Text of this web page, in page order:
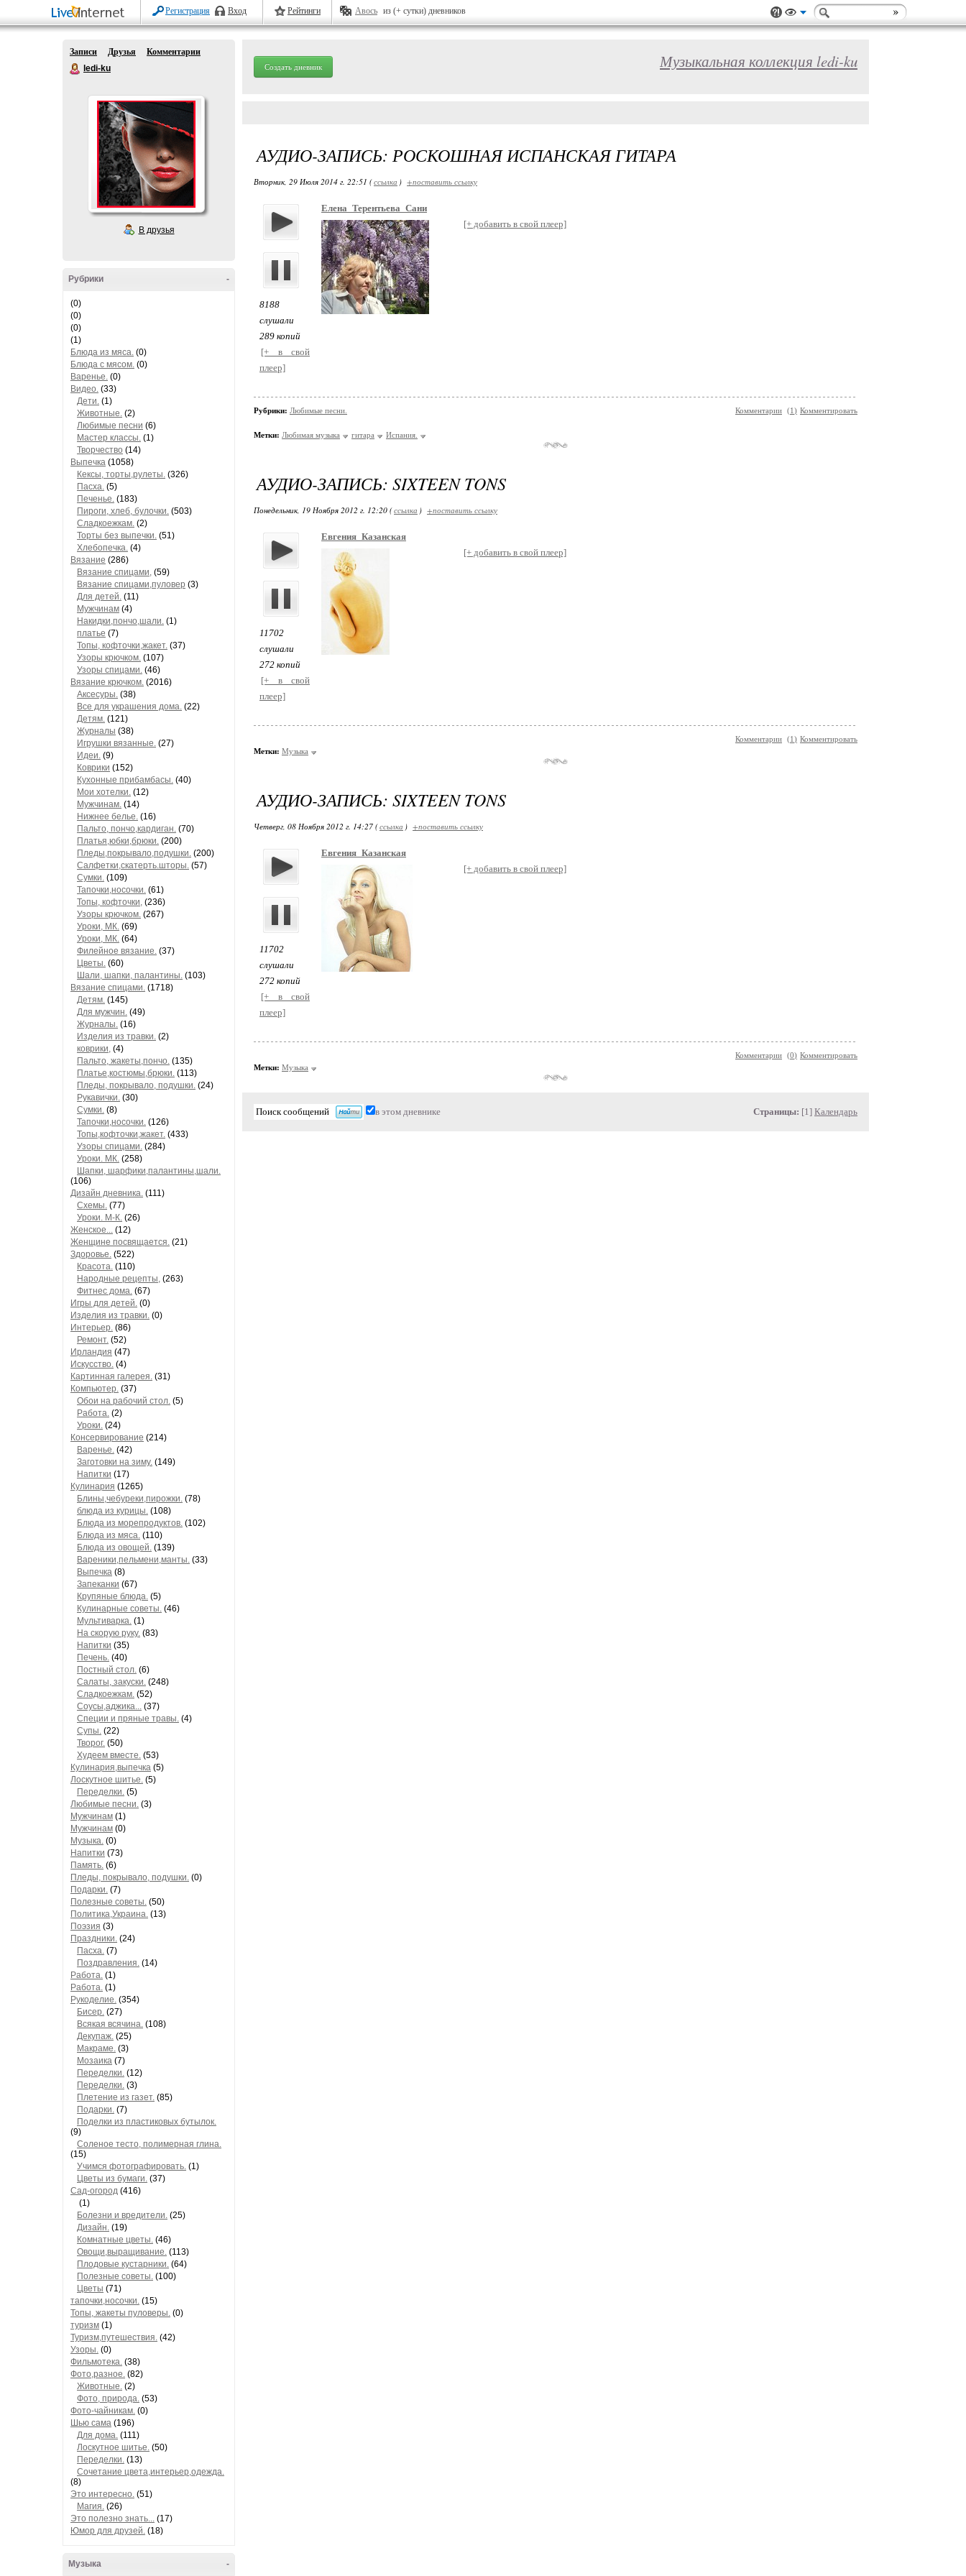
Регистрация Вход Рейтинги Авось из (+ сутки) дневников
Записи Друзья
Комментарии
ledi-ku
В друзья
-
Рубрики
(0)
(0)
(0)
(1)
Блюда из мяса. (0)
Блюда с мясом. (0)
Варенье. (0)
Видео. (33)
Дети. (1)
Животные. (2)
Любимые песни (6)
Мастер классы. (1)
Творчество (14)
Выпечка (1058)
Кексы, торты,рулеты. (326)
Пасха. (5)
Печенье. (183)
Пироги, хлеб, булочки. (503)
Сладкоежкам. (2)
Торты без выпечки. (51)
Хлебопечка. (4)
Вязание (286)
Вязание спицами, (59)
Вязание спицами,пуловер (3)
Для детей. (11)
Мужчинам (4)
Накидки,пончо,шали. (1)
платье (7)
Топы, кофточки,жакет. (37)
Узоры крючком. (107)
Узоры спицами. (46)
Вязание крючком. (2016)
Аксесуры. (38)
Все для украшения дома. (22)
Детям. (121)
Журналы (38)
Игрушки вязанные. (27)
Идеи. (9)
Коврики (152)
Кухонные прибамбасы. (40)
Мои хотелки. (12)
Мужчинам. (14)
Нижнее белье. (16)
Пальто, пончо,кардиган. (70)
Платья,юбки,брюки. (200)
Пледы,покрывало,подушки. (200)
Салфетки,скатерть.шторы. (57)
Сумки. (109)
Тапочки,носочки. (61)
Топы, кофточки, (236)
Узоры крючком. (267)
Уроки, МК. (69)
Уроки, МК. (64)
Филейное вязание. (37)
Цветы. (60)
Шали, шапки, палантины. (103)
Вязание спицами. (1718)
Детям. (145)
Для мужчин. (49)
Журналы. (16)
Изделия из травки. (2)
коврики, (4)
Пальто, жакеты,пончо. (135)
Платье,костюмы,брюки. (113)
Пледы, покрывало, подушки. (24)
Рукавички. (30)
Сумки. (8)
Тапочки,носочки. (126)
Топы,кофточки,жакет. (433)
Узоры спицами. (284)
Уроки. МК. (258)
Шапки, шарфики,палантины,шали.
(106)
Дизайн дневника. (111)
Схемы. (77)
Уроки. М-К. (26)
Женское... (12)
Женщине посвящается. (21)
Здоровье. (522)
Красота. (110)
Народные рецепты, (263)
Фитнес дома. (67)
Игры для детей. (0)
Изделия из травки. (0)
Интерьер. (86)
Ремонт. (52)
Ирландия (47)
Искусство. (4)
Картинная галерея. (31)
Компьютер. (37)
Обои на рабочий стол. (5)
Работа. (2)
Уроки. (24)
Консервирование (214)
Варенье. (42)
Заготовки на зиму. (149)
Напитки (17)
Кулинария (1265)
Блины,чебуреки,пирожки. (78)
блюда из курицы. (108)
Блюда из морепродуктов. (102)
Блюда из мяса. (110)
Блюда из овощей. (139)
Вареники,пельмени,манты. (33)
Выпечка (8)
Запеканки (67)
Крупяные блюда. (5)
Кулинарные советы. (46)
Мультиварка. (1)
На скорую руку. (83)
Напитки (35)
Печень. (40)
Постный стол. (6)
Салаты, закуски. (248)
Сладкоежкам. (52)
Соусы,аджика... (37)
Специи и пряные травы. (4)
Супы. (22)
Творог. (50)
Худеем вместе. (53)
Кулинария,выпечка (5)
Лоскутное шитье. (5)
Переделки. (5)
Любимые песни. (3)
Мужчинам (1)
Мужчинам (0)
Музыка. (0)
Напитки (73)
Память. (6)
Пледы, покрывало, подушки. (0)
Подарки. (7)
Полезные советы. (50)
Политика,Украина. (13)
Поэзия (3)
Праздники. (24)
Пасха. (7)
Поздравления. (14)
Работа. (1)
Работа. (1)
Рукоделие. (354)
Бисер. (27)
Всякая всячина. (108)
Декупаж. (25)
Макраме. (3)
Мозаика (7)
Переделки. (12)
Переделки. (3)
Плетение из газет. (85)
Подарки. (7)
Поделки из пластиковых бутылок.
(9)
Соленое тесто, полимерная глина.
(15)
Учимся фотографировать. (1)
Цветы из бумаги. (37)
Сад-огород (416)
(1)
Болезни и вредители. (25)
Дизайн. (19)
Комнатные цветы. (46)
Овощи,выращивание. (113)
Плодовые кустарники. (64)
Полезные советы. (100)
Цветы (71)
тапочки,носочки. (15)
Топы, жакеты пуловеры. (0)
туризм (1)
Туризм,путешествия. (42)
Узоры. (0)
Фильмотека. (38)
Фото,разное. (82)
Животные. (2)
Фото, природа. (53)
Фото-чайникам. (0)
Шью сама (196)
Для дома. (111)
Лоскутное шитье. (50)
Переделки. (13)
Сочетание цвета,интерьер,одежда.
(8)
Это интересно. (51)
Магия. (26)
Это полезно знать... (17)
Юмор для друзей. (18)
-
Музыка
Создать дневник Музыкальная коллекция ledi-ku
АУДИО-ЗАПИСЬ: РОСКОШНАЯ ИСПАНСКАЯ ГИТАРА
Вторник, 29 Июля 2014 г. 22:51 (ссылка ) +поставить ссылку
8188
слушали
289 копий
[+ в свой
плеер]
Елена_Терентьева_Сани
[+ добавить в свой плеер]
Рубрики: Любимые песни.
Метки: Любимая музыка гитара Испания.
Комментарии (1) Комментировать
АУДИО-ЗАПИСЬ: SIXTEEN TONS
Понедельник, 19 Ноября 2012 г. 12:20 (ссылка ) +поставить ссылку
11702
слушали
272 копий
[+ в свой
плеер]
Евгения_Казанская
[+ добавить в свой плеер]
Метки: Музыка
Комментарии (1) Комментировать
АУДИО-ЗАПИСЬ: SIXTEEN TONS
Четверг, 08 Ноября 2012 г. 14:27 (ссылка ) +поставить ссылку
11702
слушали
272 копий
[+ в свой
плеер]
Евгения_Казанская
[+ добавить в свой плеер]
Метки: Музыка
Комментарии (0) Комментировать
в этом дневнике Страницы: [1] Календарь